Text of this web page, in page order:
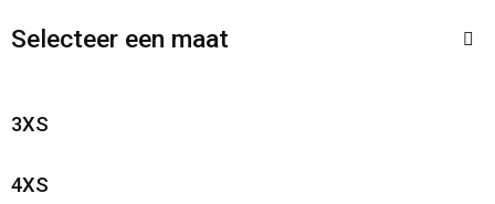
Selecteer een maat
3XS
4XS